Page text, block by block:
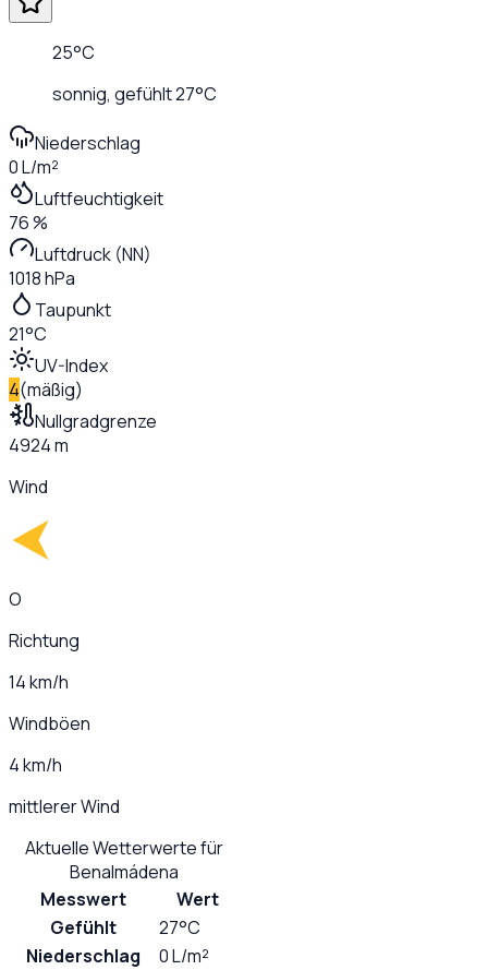
25°C
sonnig, gefühlt27°C
Niederschlag
0 L/m²
Luftfeuchtigkeit
76 %
Luftdruck (NN)
1018 hPa
Taupunkt
21°C
UV-Index
4(mäßig)
Nullgradgrenze
4924 m
Wind
O
Richtung
14 km/h
Windböen
4 km/h
mittlerer Wind
Aktuelle Wetterwerte für
Benalmádena
Messwert
Wert
Gefühlt
27°C
Niederschlag
0 L/m²